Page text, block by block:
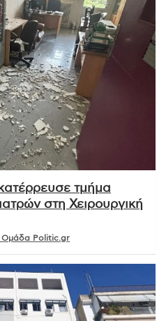
τμήμα
στη Χειρουργική
Ομάδα Politic.gr